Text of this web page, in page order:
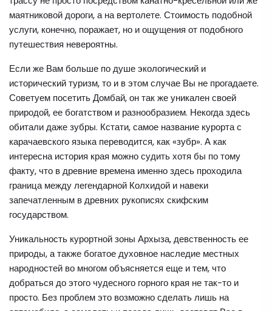
маятниковой дороги, а на вертолете. Стоимость подобной
услуги, конечно, поражает, но и ощущения от подобного
путешествия невероятны.
Если же Вам больше по душе экологический и
исторический туризм, то и в этом случае Вы не прогадаете.
Советуем посетить Домбай, он так же уникален своей
природой, ее богатством и разнообразием. Некогда здесь
обитали даже зубры. Кстати, самое название курорта с
карачаевского языка переводится, как «зубр». А как
интересна история края можно судить хотя бы по тому
факту, что в древние времена именно здесь проходила
граница между легендарной Колхидой и навеки
запечатленным в древних рукописях скифским
государством.
Уникальность курортной зоны Архыза, девственность ее
природы, а также богатое духовное наследие местных
народностей во многом объясняется еще и тем, что
добраться до этого чудесного горного края не так-то и
просто. Без проблем это возможно сделать лишь на